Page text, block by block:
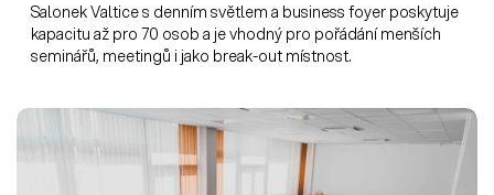
Salonek Valtice s denním světlem a business foyer poskytuje
kapacitu až pro 70 osob a je vhodný pro pořádání menších
seminářů, meetingů i jako break-out místnost.